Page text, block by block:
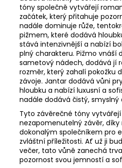
tóny společně vytvářejí
začátek, který přitahuje
nadále dominuje růže,
pižmem, které dodává
stává intenzivnější a nabízí
plný charakteru. Pižmo vnáší
sametový nádech, dodává jí
rozměr, který zahalí pokožku
závoje. Jantar dodává vůni
hloubku a nabízí luxusní a
nadále dodává čistý,
Tyto závěrečné tóny
nezapomenutelný závěr,
dokonalým společníkem pro
zvláštní příležitosti. Ať už ji
večer, tato vůně zanechá
pozornost svou jemností a